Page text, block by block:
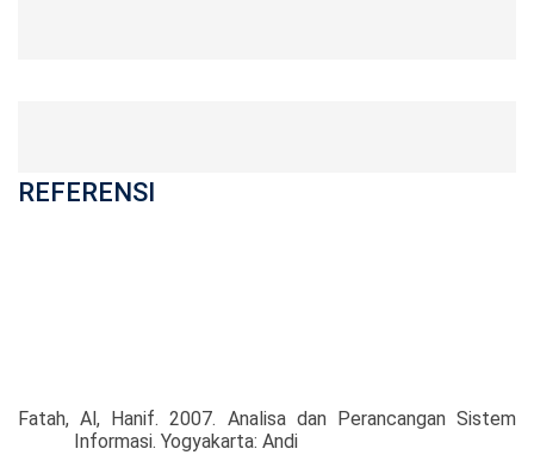
REFERENSI
Fatah, Al, Hanif. 2007. Analisa dan Perancangan Sistem
Informasi. Yogyakarta: Andi